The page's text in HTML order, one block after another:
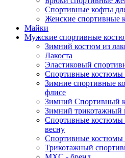
Спортивные кофты
Женские спортивные
Майки
Мужские спортивные
Зимний костюм из
Лакоста
Эластиковый
Спортивные костюмы
Зимние спортивные
флисе
Зимний Спортивный
Зимний трикотажный
Спортивные костюмы
весну
Спортивные костюмы
Трикотажный